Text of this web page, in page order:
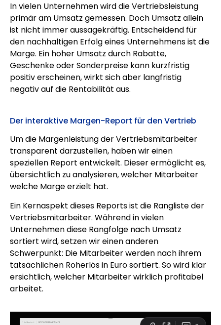
In vielen Unternehmen wird die Vertriebsleistung
primär am Umsatz gemessen. Doch Umsatz allein
ist nicht immer aussagekräftig. Entscheidend für
den nachhaltigen Erfolg eines Unternehmens ist die
Marge. Ein hoher Umsatz durch Rabatte,
Geschenke oder Sonderpreise kann kurzfristig
positiv erscheinen, wirkt sich aber langfristig
negativ auf die Rentabilität aus.
Der interaktive Margen-Report für den Vertrieb
Um die Margenleistung der Vertriebsmitarbeiter
transparent darzustellen, haben wir einen
speziellen Report entwickelt. Dieser ermöglicht es,
übersichtlich zu analysieren, welcher Mitarbeiter
welche Marge erzielt hat.
Ein Kernaspekt dieses Reports ist die Rangliste der
Vertriebsmitarbeiter. Während in vielen
Unternehmen diese Rangfolge nach Umsatz
sortiert wird, setzen wir einen anderen
Schwerpunkt: Die Mitarbeiter werden nach ihrem
tatsächlichen Roherlös in Euro sortiert. So wird klar
ersichtlich, welcher Mitarbeiter wirklich profitabel
arbeitet.